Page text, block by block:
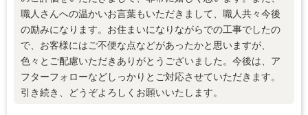
職人さんへの温かいお言葉もいただきまして、職人共々今後
の励みになります。お住まいになりながらでの工事でしたの
で、お客様にはご不便な点などがあったかと思いますが、
色々とご配慮いただきありがとうございました。今後は、ア
フターフォローなどしっかりとご対応させていただきます。
引き続き、どうぞよろしくお願いいたします。